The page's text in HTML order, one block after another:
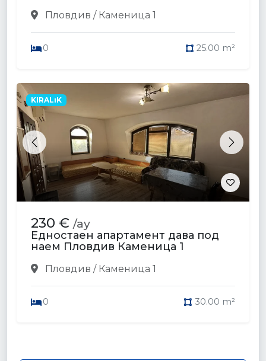
Пловдив / Каменица 1
0 25.00 m²
Previous Next
KIRALıK
230 € /ay
Едностаен апартамент дава под
наем Пловдив Каменица 1
Пловдив / Каменица 1
0 30.00 m²